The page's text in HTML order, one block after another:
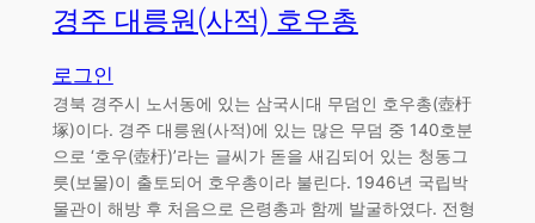
경주 대릉원(사적) 호우총
로그인
경북 경주시 노서동에 있는 삼국시대 무덤인 호우총(壺杅
塚)이다. 경주 대릉원(사적)에 있는 많은 무덤 중 140호분
으로 ‘호우(壺杅)’라는 글씨가 돋을 새김되어 있는 청동그
릇(보물)이 출토되어 호우총이라 불린다. 1946년 국립박
물관이 해방 후 처음으로 은령총과 함께 발굴하였다. 전형